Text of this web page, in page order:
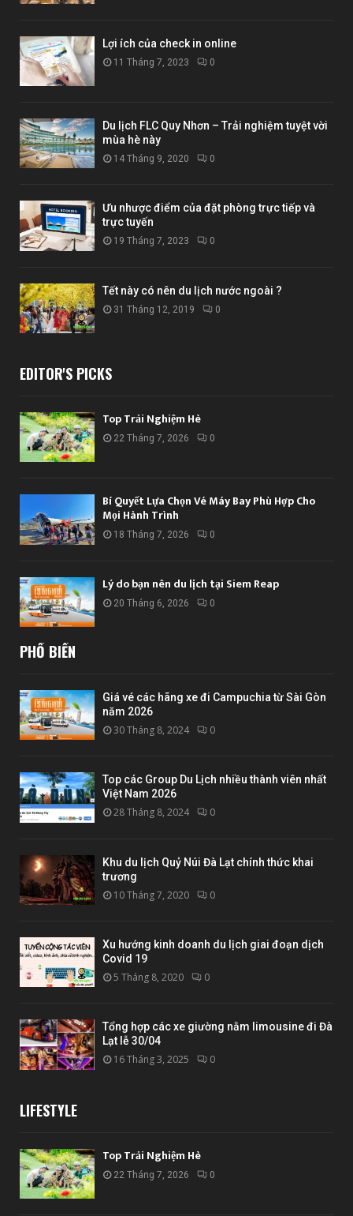
Lợi ích của check in online
11 Tháng 7, 2023 0
Du lịch FLC Quy Nhơn – Trải nghiệm tuyệt vời
mùa hè này
14 Tháng 9, 2020 0
Ưu nhược điểm của đặt phòng trực tiếp và
trực tuyến
19 Tháng 7, 2023 0
Tết này có nên du lịch nước ngoài ?
31 Tháng 12, 2019 0
EDITOR'S PICKS
Top Trải Nghiệm Hè
22 Tháng 7, 2026 0
Bí Quyết Lựa Chọn Vé Máy Bay Phù Hợp Cho
Mọi Hành Trình
18 Tháng 7, 2026 0
Lý do bạn nên du lịch tại Siem Reap
20 Tháng 6, 2026 0
PHỔ BIẾN
Giá vé các hãng xe đi Campuchia từ Sài Gòn
năm 2026
30 Tháng 8, 2024 0
Top các Group Du Lịch nhiều thành viên nhất
Việt Nam 2026
28 Tháng 8, 2024 0
Khu du lịch Quỷ Núi Đà Lạt chính thức khai
trương
10 Tháng 7, 2020 0
Xu hướng kinh doanh du lịch giai đoạn dịch
Covid 19
5 Tháng 8, 2020 0
Tổng hợp các xe giường nằm limousine đi Đà
Lạt lễ 30/04
16 Tháng 3, 2025 0
LIFESTYLE
Top Trải Nghiệm Hè
22 Tháng 7, 2026 0